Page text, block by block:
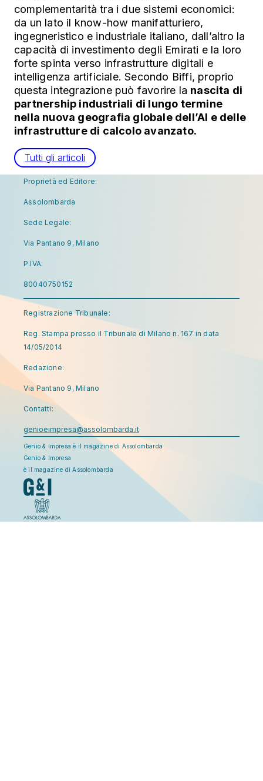
complementarità tra i due sistemi economici:
da un lato il know-how manifatturiero,
ingegneristico e industriale italiano, dall’altro la
capacità di investimento degli Emirati e la loro
forte spinta verso infrastrutture digitali e
intelligenza artificiale. Secondo Biffi, proprio
questa integrazione può favorire la nascita di
partnership industriali di lungo termine
nella nuova geografia globale dell’AI e delle
infrastrutture di calcolo avanzato.
Tutti gli articoli
Proprietà ed Editore:
Assolombarda
Sede Legale:
Via Pantano 9, Milano
P.IVA:
80040750152
Registrazione Tribunale:
Reg. Stampa presso il Tribunale di Milano n. 167 in data
14/05/2014
Redazione:
Via Pantano 9, Milano
Contatti:
genioeimpresa@assolombarda.it
Genio & Impresa è il magazine di Assolombarda
Genio & Impresa
è il magazine di Assolombarda